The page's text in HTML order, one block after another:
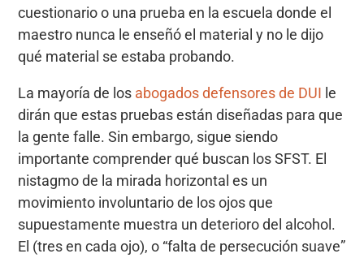
cuestionario o una prueba en la escuela donde el
maestro nunca le enseñó el material y no le dijo
qué material se estaba probando.
La mayoría de los abogados defensores de DUI le
dirán que estas pruebas están diseñadas para que
la gente falle. Sin embargo, sigue siendo
importante comprender qué buscan los SFST. El
nistagmo de la mirada horizontal es un
movimiento involuntario de los ojos que
supuestamente muestra un deterioro del alcohol.
El (tres en cada ojo), o “falta de persecución suave”